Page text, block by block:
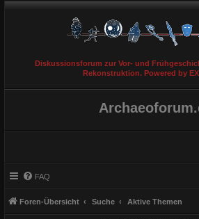
Diskussionsforum zur Vor- und
Rekonstruktion. Powered by
FAQ
Foren-Übersicht Suche Aktive Themen